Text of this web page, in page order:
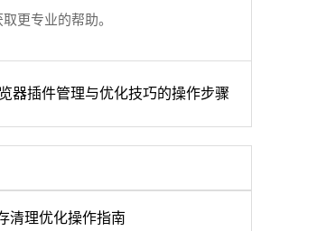
更专业的帮助。
器插件管理与优化技巧的操作步骤
清理优化操作指南